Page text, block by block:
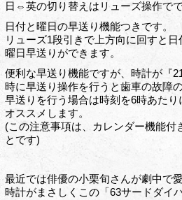
日⇔英の切り替えはリューズ操作でで
日付と曜日の早送り機能つきです。
リューズ1段引きで上方向に回すと
曜日早送りができます。
便利な早送り機能ですが、時計が『
時に早送り操作を行うと歯車の故障
早送りを行う場合は時刻を6時あた
オススメします。
(この注意事項は、カレンダー機能付
とです)
最近では俳優の小栗旬さんが劇中で
時計がまさしくこの「63サードダイ